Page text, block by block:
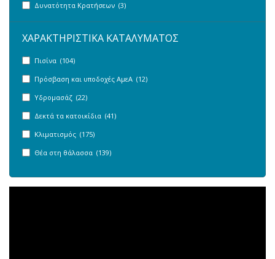
Δυνατότητα Κρατήσεων (3)
ΧΑΡΑΚΤΗΡΙΣΤΙΚΑ ΚΑΤΑΛΥΜΑΤΟΣ
Πισίνα (104)
Πρόσβαση και υποδοχές ΑμεΑ (12)
Υδρομασάζ (22)
Δεκτά τα κατοικίδια (41)
Κλιματισμός (175)
Θέα στη θάλασσα (139)